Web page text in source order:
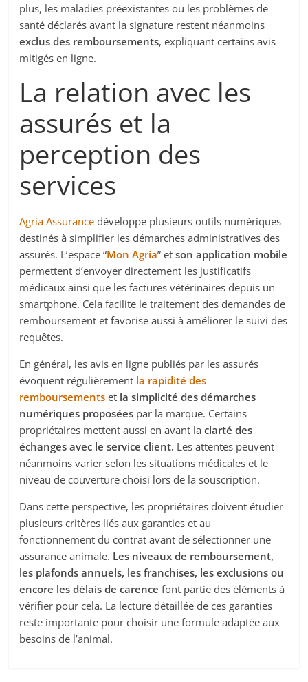
plus, les maladies préexistantes ou les problèmes de
santé déclarés avant la signature restent néanmoins
exclus des remboursements, expliquant certains avis
mitigés en ligne.
La relation avec les
assurés et la
perception des
services
Agria Assurance développe plusieurs outils numériques
destinés à simplifier les démarches administratives des
assurés. L’espace “Mon Agria” etson application mobile
permettent d’envoyer directement les justificatifs
médicaux ainsi que les factures vétérinaires depuis un
smartphone. Cela facilite le traitement des demandes de
remboursement et favorise aussi à améliorer le suivi des
requêtes.
En général, les avis en ligne publiés par les assurés
évoquent régulièrement la rapidité des
remboursements et la simplicité des démarches
numériques proposées par la marque. Certains
propriétaires mettent aussi en avant laclarté des
échanges avec le service client. Les attentes peuvent
néanmoins varier selon les situations médicales et le
niveau de couverture choisi lors de la souscription.
Dans cette perspective, les propriétaires doivent étudier
plusieurs critères liés aux garanties et au
fonctionnement du contrat avant de sélectionner une
assurance animale. Les niveaux de remboursement,
les plafonds annuels, les franchises, les exclusions ou
encore les délais de carence font partie des éléments à
vérifier pour cela. La lecture détaillée de ces garanties
reste importante pour choisir une formule adaptée aux
besoins de l’animal.